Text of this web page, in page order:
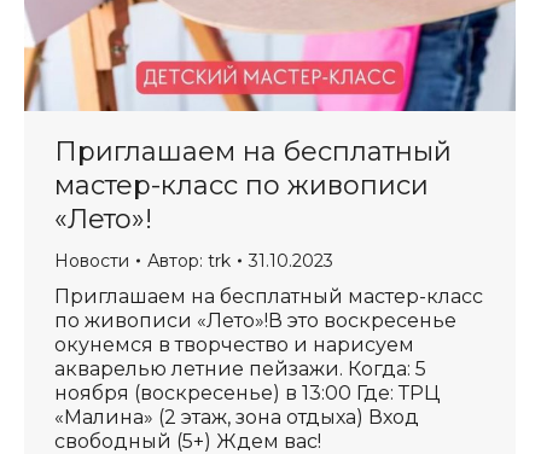
Приглашаем на бесплатный
мастер-класс по живописи
«Лето»!
Новости Автор: trk 31.10.2023
Приглашаем на бесплатный мастер-класс
по живописи «Лето»!В это воскресенье
окунемся в творчество и нарисуем
акварелью летние пейзажи. Когда: 5
ноября (воскресенье) в 13:00 Где: ТРЦ
«Малина» (2 этаж, зона отдыха) Вход
свободный (5+) Ждем вас!